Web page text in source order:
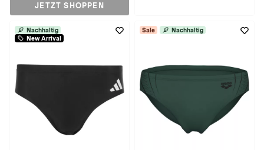
JETZT SHOPPEN
Nachhaltig
New Arrival
Sale Nachhaltig